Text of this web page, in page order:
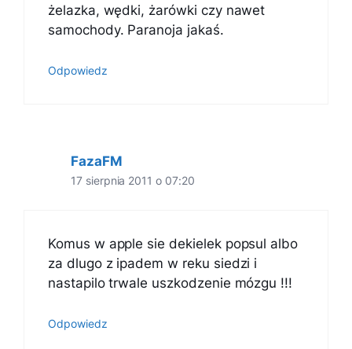
żelazka, wędki, żarówki czy nawet
samochody. Paranoja jakaś.
Odpowiedz
FazaFM
17 sierpnia 2011 o 07:20
Komus w apple sie dekielek popsul albo
za dlugo z ipadem w reku siedzi i
nastapilo trwale uszkodzenie mózgu !!!
Odpowiedz